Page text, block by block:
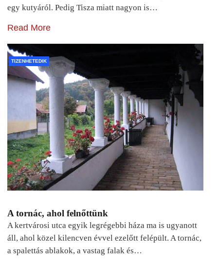
egy kutyáról. Pedig Tisza miatt nagyon is…
Read More
TIZENHETEDIK
A tornác, ahol felnőttünk
A kertvárosi utca egyik legrégebbi háza ma is ugyanott
áll, ahol közel kilencven évvel ezelőtt felépült. A tornác,
a spalettás ablakok, a vastag falak és…